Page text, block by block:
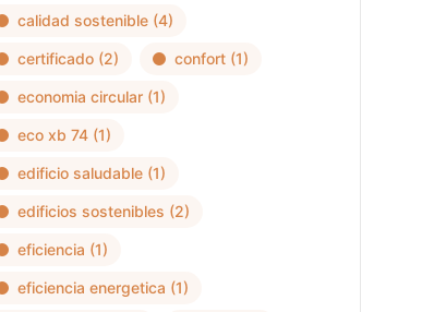
calidad sostenible(4)
certificado(2) confort(1)
economia circular(1)
eco xb 74(1)
edificio saludable(1)
edificios sostenibles (2)
eficiencia (1)
eficiencia energetica (1)